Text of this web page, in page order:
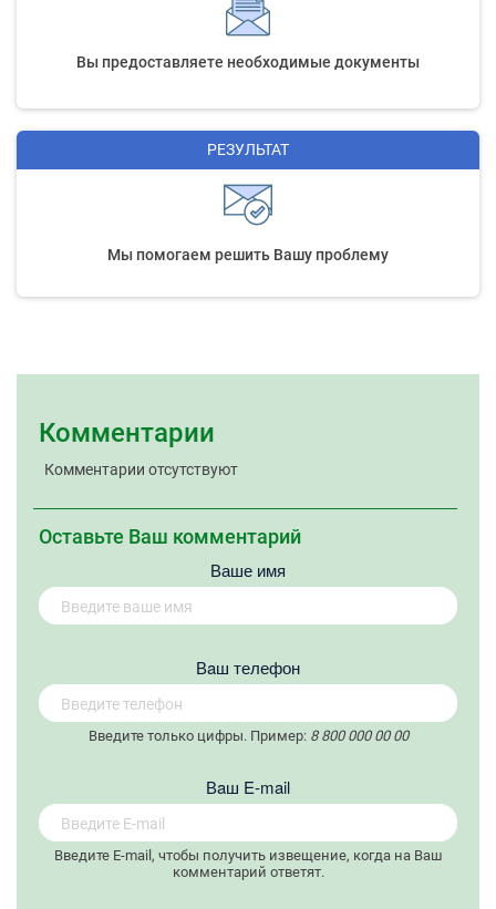
Вы предоставляете необходимые документы
РЕЗУЛЬТАТ
Мы помогаем решить Вашу проблему
Комментарии
Комментарии отсутствуют
Оставьте Ваш комментарий
Ваше имя
Вaш телефон
Введите только цифры. Пример: 8 800 000 00 00
Вaш E-mail
Введите E-mail, чтобы получить извещение, когда на Ваш
комментарий ответят.